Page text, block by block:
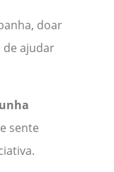
doar
de ajudar
sente